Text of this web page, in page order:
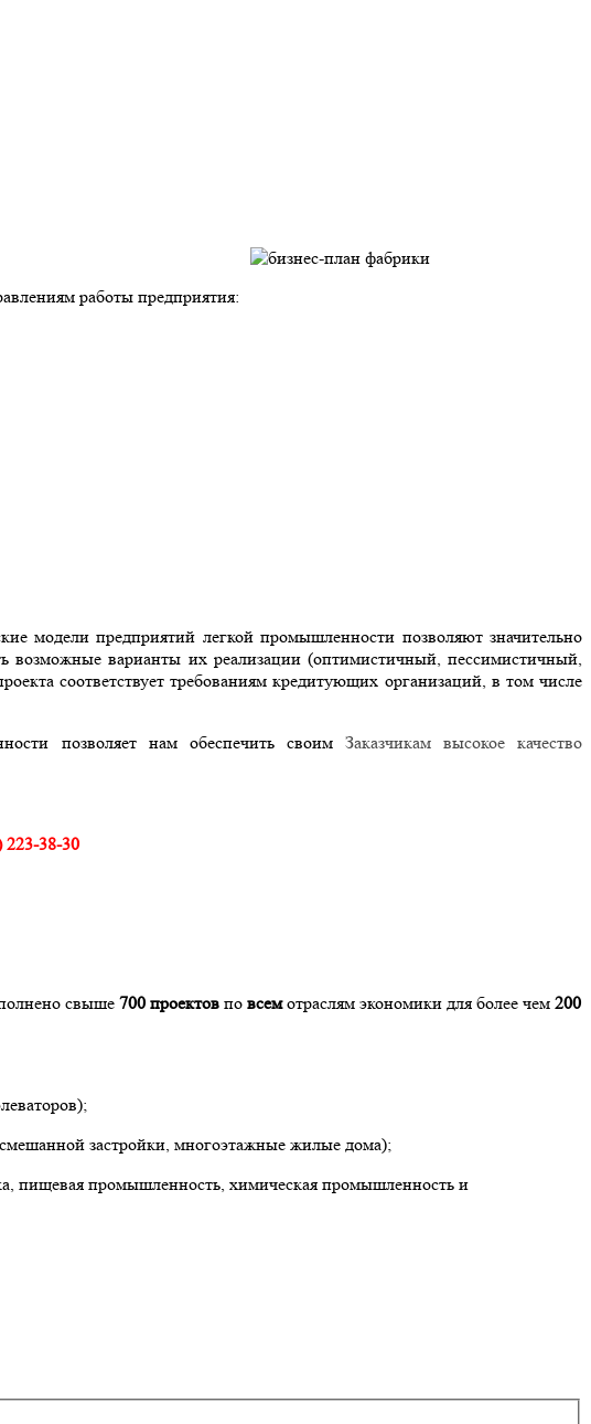
работы предприятия:
модели предприятий легкой промышленности позволяют значительно
возможные варианты их реализации (оптимистичный, пессимистичный,
соответствует требованиям кредитующих организаций, в том числе
позволяет нам обеспечить своим Заказчикам высокое качество
223-38-30
свыше 700 проектов по всемотраслям экономики для более чем 200
застройки, многоэтажные жилые дома);
пищевая промышленность, химическая промышленность и